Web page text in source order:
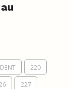
220
227